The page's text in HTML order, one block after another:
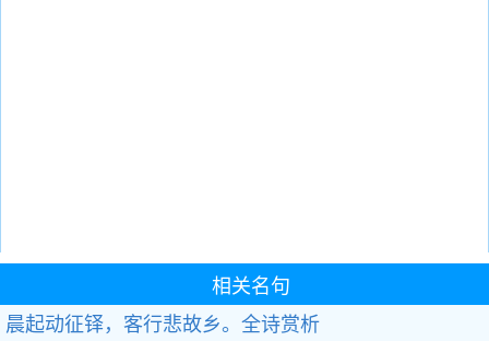
相关名句
晨起动征铎，客行悲故乡。 全诗赏析